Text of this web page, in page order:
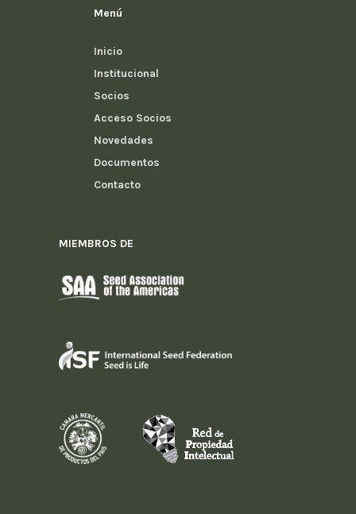
Menú
Inicio
Institucional
Socios
Acceso Socios
Novedades
Documentos
Contacto
MIEMBROS DE